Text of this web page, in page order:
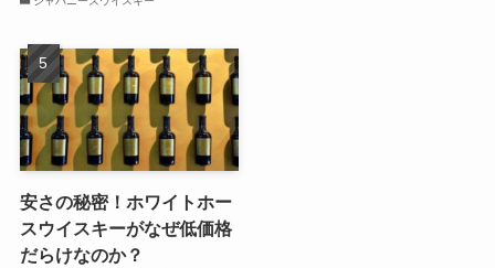
安さの秘密！ホワイトホー
スウイスキーがなぜ低価格
だらけなのか？